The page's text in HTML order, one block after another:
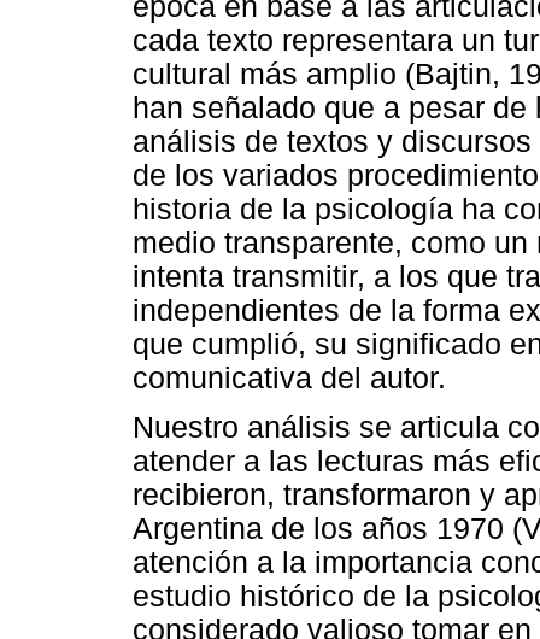
cada texto representara un
cultural más amplio (Bajtin,
han señalado que a pesar
análisis de textos y
de los variados
historia de la psicología ha
medio transparente, como
intenta transmitir, a los que
independientes de la forma
que cumplió, su significado
comunicativa del autor.
Nuestro análisis se articula
atender a las lecturas más
recibieron, transformaron y
Argentina de los años 1970
atención a la importancia
estudio histórico de la
considerado valioso tomar